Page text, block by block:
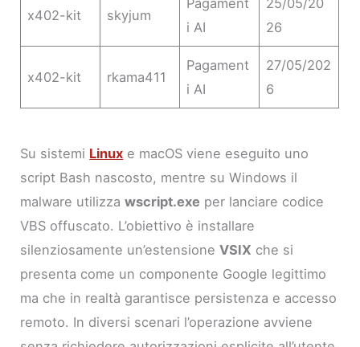
x402-kit skyjum
i AI
26
x402-kit rkama411
Pagament
i AI
27/05/202
6
Su sistemi Linux e macOS viene eseguito uno
script Bash nascosto, mentre su Windows il
malware utilizzawscript.exe per lanciare codice
VBS offuscato. L’obiettivo è installare
silenziosamente un’estensioneVSIX che si
presenta come un componente Google legittimo
ma che in realtà garantisce persistenza e accesso
remoto. In diversi scenari l’operazione avviene